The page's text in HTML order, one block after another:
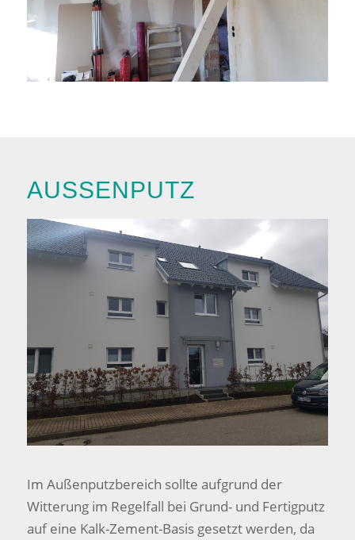
AUSSENPUTZ
Im Außenputzbereich sollte aufgrund der
Witterung im Regelfall bei Grund- und Fertigputz
auf eine Kalk-Zement-Basis gesetzt werden, da